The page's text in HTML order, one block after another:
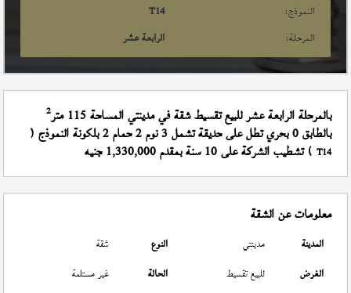
النموذج:
T14
المرحلة:
الرابعة عشر
بالمرحلة الرابعة عشر للبيع تقسيط شقة في مدينتي المساحة 115 متر 2
بالطابق 0 بحري تطل على حديقة تشمل 3 نوم 2 حمام 2 بلكونة النموذج (
T14 ) تشطيب الشركة على 10 سنة بمقدم 1,330,000 جنيه
معلومات عن الشقة
المدينة مدينتي النوع
شقة
الغرض
للبيع تقسيط الحالة
غير مستلمة